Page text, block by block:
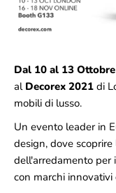
Dal 10 al 13
al Decorex 2021 di
mobili di lusso.
Un evento leader in
design, dove
dell'arredamento per
con marchi innovativi